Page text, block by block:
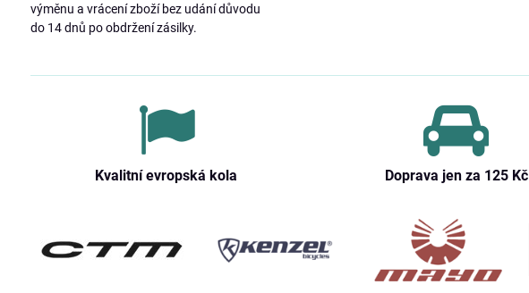
výměnu a vrácení zboží bez udání důvodu
do 14 dnů po obdržení zásilky.
Kvalitní evropská kola Doprava jen za 125 Kč